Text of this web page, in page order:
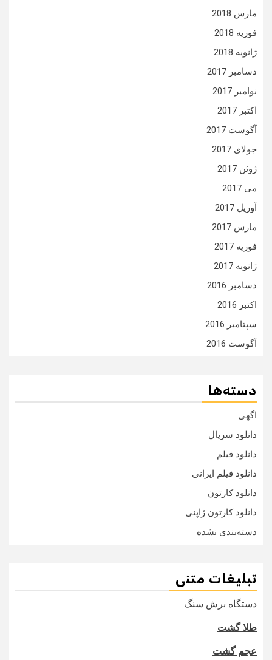
مارس 2018
فوریه 2018
ژانویه 2018
دسامبر 2017
نوامبر 2017
اکتبر 2017
آگوست 2017
جولای 2017
ژوئن 2017
می 2017
آوریل 2017
مارس 2017
فوریه 2017
ژانویه 2017
دسامبر 2016
اکتبر 2016
سپتامبر 2016
آگوست 2016
دسته‌ها
اگهی
دانلود سریال
دانلود فیلم
دانلود فیلم ایرانی
دانلود کارتون
دانلود کارتون ژاپنی
دسته‌بندی نشده
تبلیغات متنی
دستگاه برش سنگ
طلا گشت
عجم گشت